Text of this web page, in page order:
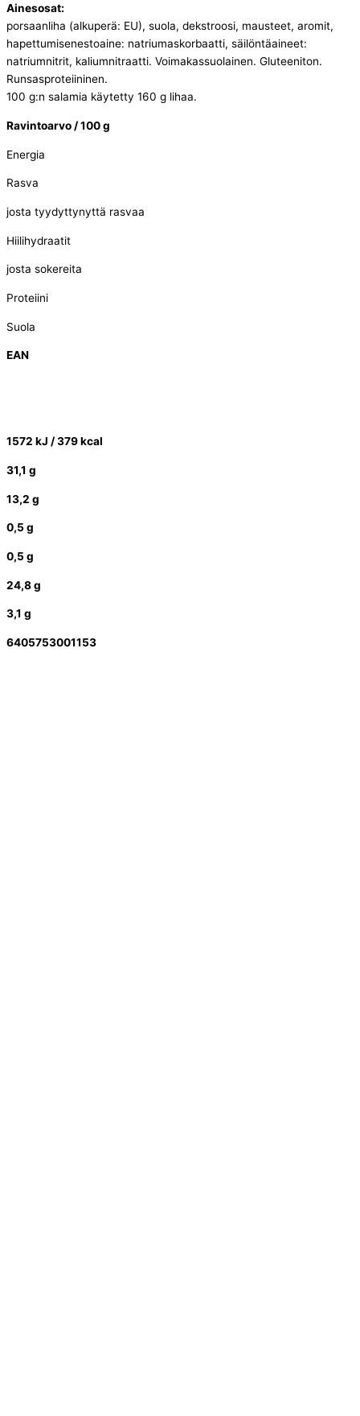
Ainesosat:
porsaanliha (alkuperä: EU), suola, dekstroosi, mausteet, aromit,
hapettumisenestoaine: natriumaskorbaatti, säilöntäaineet:
natriumnitrit, kaliumnitraatti. Voimakassuolainen. Gluteeniton.
Runsasproteiininen.
100 g:n salamia käytetty 160 g lihaa.
Ravintoarvo /100 g
Energia
Rasva
josta tyydyttynyttä rasvaa
Hiilihydraatit
josta sokereita
Proteiini
Suola
EAN
1572 kJ / 379 kcal
31,1 g
13,2 g
0,5 g
0,5 g
24,8 g
3,1 g
6405753001153